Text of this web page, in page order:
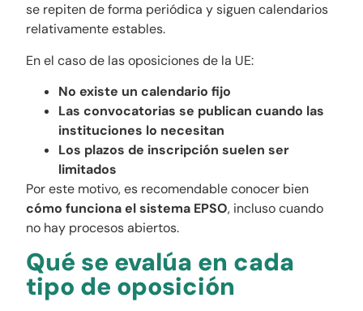
se repiten de forma periódica y siguen calendarios
relativamente estables.
En el caso de las oposiciones de la UE:
No existe un calendario fijo
Las convocatorias se publican cuando las
instituciones lo necesitan
Los plazos de inscripción suelen ser
limitados
Por este motivo, es recomendable conocer bien
cómo funciona el sistema EPSO, incluso cuando
no hay procesos abiertos.
Qué se evalúa en cada
tipo de oposición